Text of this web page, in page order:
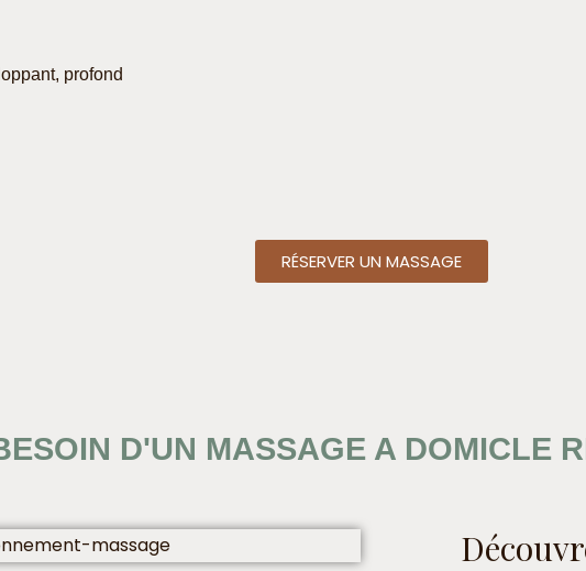
profond
RÉSERVER UN MASSAGE
D'UN MASSAGE A DOMICLE